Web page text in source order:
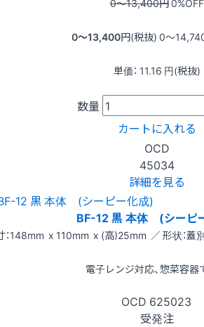
0〜13,400円0%OFF
0〜13,400円(税抜) 0〜
単価： 11.16 円(税抜)
数量
カートに入れる
OCD
45034
詳細を見る
BF-12 黒 本体 (シーピ
：148mm x 110mm x (高)25mm ／ 形状：蓋
電子レンジ対応、惣菜容器
OCD 625023
受発注